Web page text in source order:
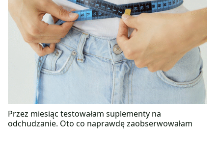
Przez miesiąc testowałam suplementy na
odchudzanie. Oto co naprawdę zaobserwowałam